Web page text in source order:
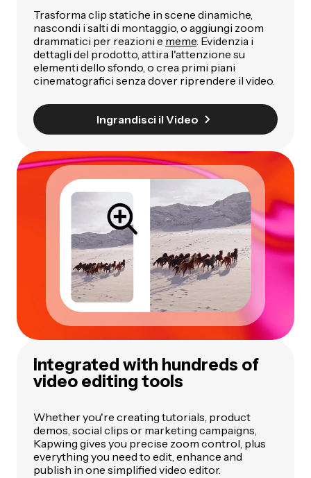
Trasforma clip statiche in scene dinamiche,
nascondi i salti di montaggio, o aggiungi zoom
drammatici per reazioni e meme. Evidenzia i
dettagli del prodotto, attira l'attenzione su
elementi dello sfondo, o crea primi piani
cinematografici senza dover riprendere il video.
Ingrandisci il Video
Integrated with hundreds of
video editing tools
Whether you're creating tutorials, product
demos, social clips or marketing campaigns,
Kapwing gives you precise zoom control, plus
everything you need to edit, enhance and
publish in one simplified video editor.